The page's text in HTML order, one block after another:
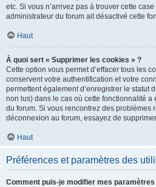
etc. Si vous n’arrivez pas à trouver cette
administrateur du forum ait désactivé cette
Haut
À quoi sert « Supprimer les cookies » ?
Cette option vous permet d’effacer tous les
conservent votre authentification et votre
permettent également d’enregistrer le statut
non lus) dans le cas où cette fonctionnalité
du forum. Si vous rencontrez des problèmes
déconnexion au forum, essayez de
Haut
Préférences et paramètres des
Comment puis-je modifier mes paramètres